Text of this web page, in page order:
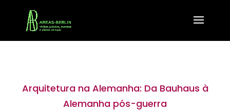
Arquitetura na Alemanha: Da Bauhaus à
Alemanha pós-guerra